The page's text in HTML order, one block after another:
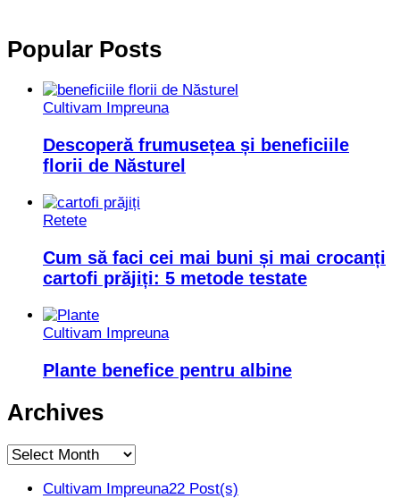
Popular Posts
Cultivam Impreuna
Descoperă frumusețea și beneficiile
florii de Năsturel
Retete
Cum să faci cei mai buni și mai crocanți
cartofi prăjiți: 5 metode testate
Cultivam Impreuna
Plante benefice pentru albine
Archives
Archives
Cultivam Impreuna22 Post(s)